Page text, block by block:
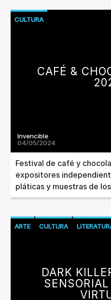
CULTURA
CAFÉ &
Invencible
04/05/2024
Festival de café y
expositores
pláticas y muestras de
ARTE CULTURA
DARK